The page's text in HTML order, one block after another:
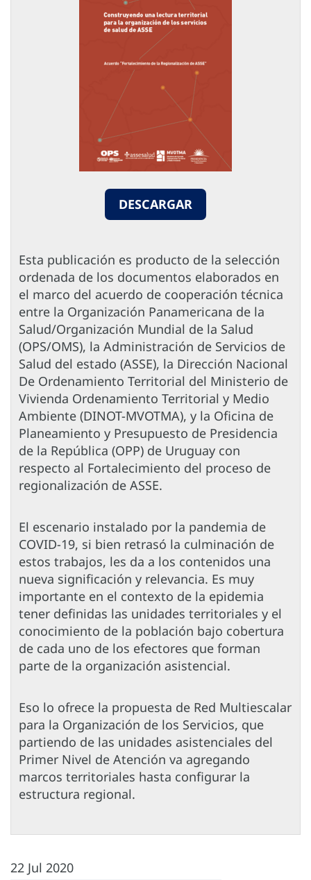
DESCARGAR
Esta publicación es producto de la selección
ordenada de los documentos elaborados en
el marco del acuerdo de cooperación técnica
entre la Organización Panamericana de la
Salud/Organización Mundial de la Salud
(OPS/OMS), la Administración de Servicios de
Salud del estado (ASSE), la Dirección Nacional
De Ordenamiento Territorial del Ministerio de
Vivienda Ordenamiento Territorial y Medio
Ambiente (DINOT-MVOTMA), y la Oficina de
Planeamiento y Presupuesto de Presidencia
de la República (OPP) de Uruguay con
respecto al Fortalecimiento del proceso de
regionalización de ASSE.
El escenario instalado por la pandemia de
COVID-19, si bien retrasó la culminación de
estos trabajos, les da a los contenidos una
nueva significación y relevancia. Es muy
importante en el contexto de la epidemia
tener definidas las unidades territoriales y el
conocimiento de la población bajo cobertura
de cada uno de los efectores que forman
parte de la organización asistencial.
Eso lo ofrece la propuesta de Red Multiescalar
para la Organización de los Servicios, que
partiendo de las unidades asistenciales del
Primer Nivel de Atención va agregando
marcos territoriales hasta configurar la
estructura regional.
22 Jul 2020